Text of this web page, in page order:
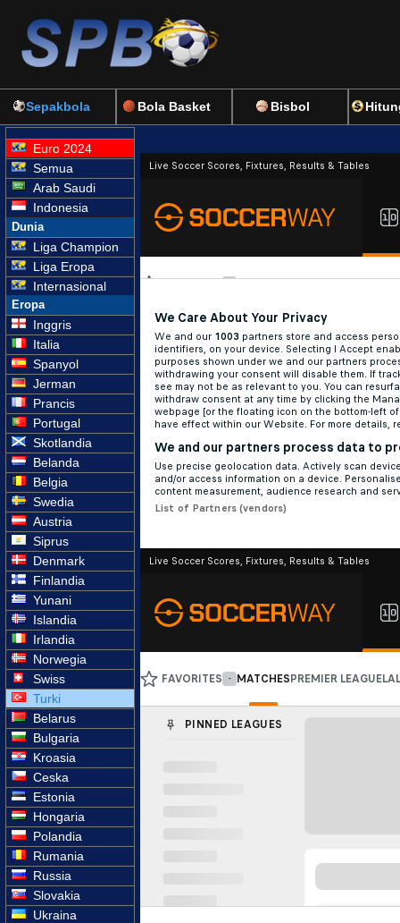
Sepakbola Bola Basket Bisbol
Euro 2024
Semua
Arab Saudi
Indonesia
Dunia
Liga Champion
Liga Eropa
Internasional
Eropa
Inggris
Italia
Spanyol
Jerman
Prancis
Portugal
Skotlandia
Belanda
Belgia
Swedia
Austria
Siprus
Denmark
Finlandia
Yunani
Islandia
Irlandia
Norwegia
Swiss
Turki
Belarus
Bulgaria
Kroasia
Ceska
Estonia
Hongaria
Polandia
Rumania
Russia
Slovakia
Ukraina